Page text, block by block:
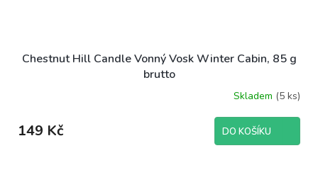
Chestnut Hill Candle Vonný Vosk Winter Cabin, 85 g
brutto
Skladem (5 ks)
149 Kč DO KOŠÍKU